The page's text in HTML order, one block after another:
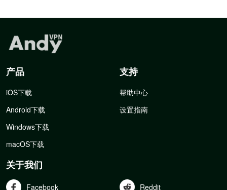
产品
iOS下载
Android下载
Windows下载
macOS下载
支持
帮助中心
设置指南
关于我们
Facebook Reddit